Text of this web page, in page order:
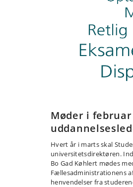
Møder i
Hvert år i marts skal
universitetsdirektøren. I
Bo Gad Køhlert mødes
Fællesadministrationens
henvendelser fra